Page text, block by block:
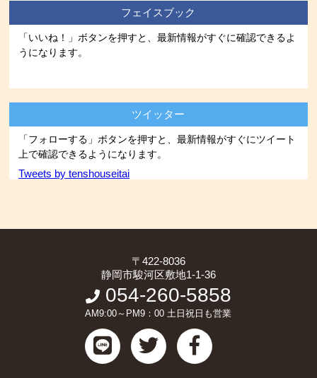
フェイスブック
「いいね！」ボタンを押すと、最新情報がすぐに確認できるよ
うになります。
ツイッター
「フォローする」ボタンを押すと、最新情報がすぐにツイート
上で確認できるようになります。
Tweets by tenshouseitai
〒422-8036
静岡市駿河区敷地1-1-36
054-260-5858
AM9:00～PM9：00 土日祝日も営業